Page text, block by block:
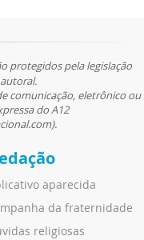
protegidos pela legislação
comunicação, eletrônico ou
do A12
aparecida
da fraternidade
religiosas